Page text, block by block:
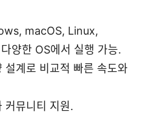
macOS, Linux,
양한 OS에서 실행 가능.
설계로 비교적 빠른 속도와
커뮤니티 지원.